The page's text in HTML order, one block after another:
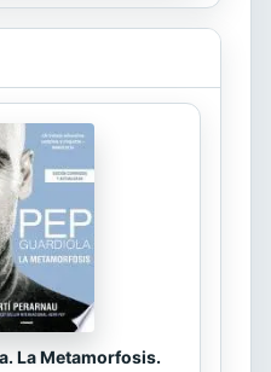
La Metamorfosis.